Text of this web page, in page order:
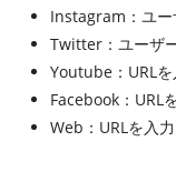
Instagram：ユー
Twitter：ユーザ
Youtube：URLを
Facebook：URL
Web：URLを入力